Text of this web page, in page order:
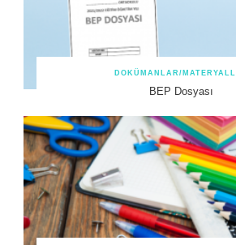
DOKÜMANLAR/
BEP Dosyası